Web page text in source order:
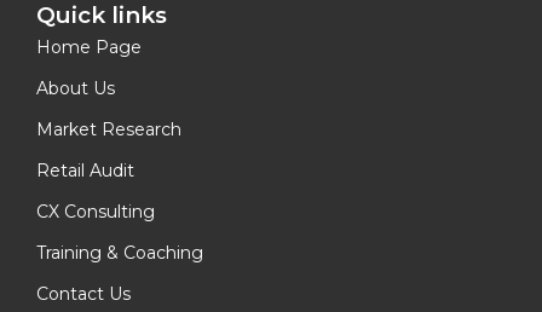
Quick links​
Home Page
About Us
Market Research
Retail Audit
CX Consulting
Training & Coaching
Contact Us